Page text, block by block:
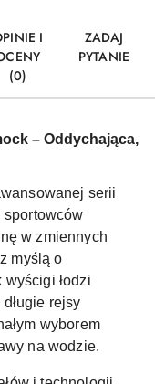
I
(0)
ZADAJ
PYTANIE
– Oddychająca,
serii
w zmiennych
myślą o
łodzi
rejsy
wyborem
na wodzie.